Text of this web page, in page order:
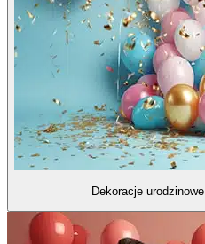
Dekoracje urodzinowe